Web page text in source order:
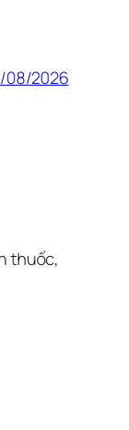
08/2026
thuốc,